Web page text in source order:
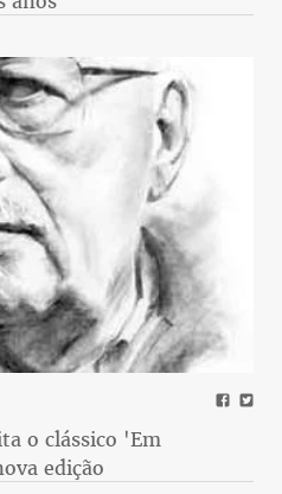
o clássico 'Em
edição